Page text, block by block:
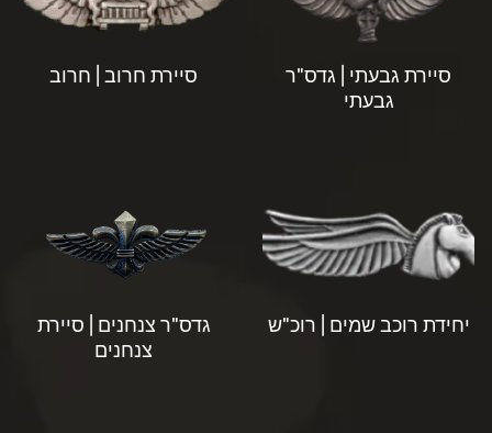
סיירת גבעתי | גדס"ר
גבעתי
סיירת חרוב | חרוב
יחידת רוכב שמים | רוכ"ש
גדס"ר צנחנים | סיירת
צנחנים